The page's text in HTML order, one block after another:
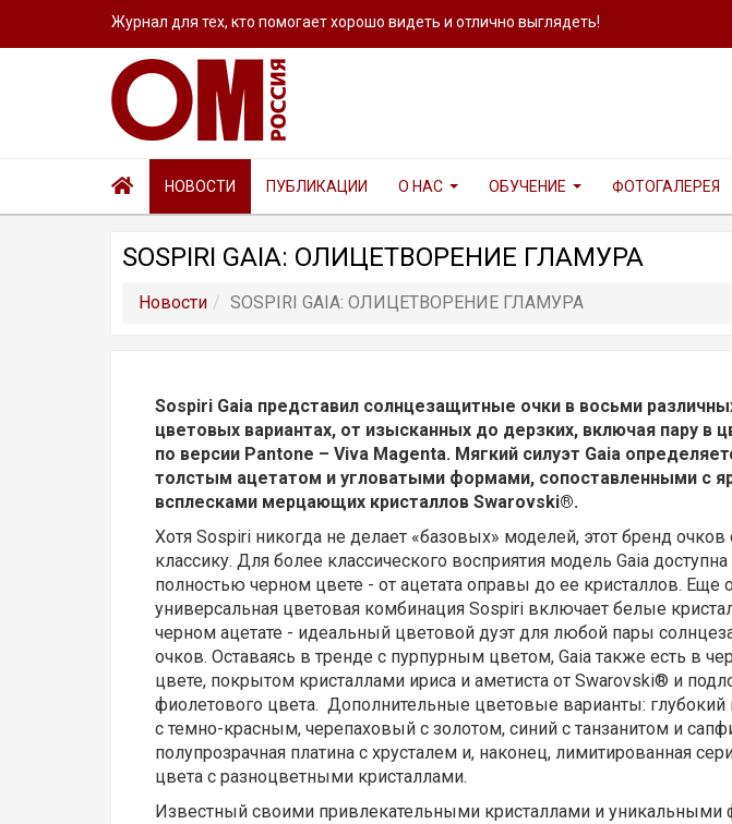
Журнал для тех, кто помогает хорошо видеть и отлично выглядеть!
НОВОСТИ ПУБЛИКАЦИИ О НАС ОБУЧЕНИЕ ФОТОГАЛЕРЕЯ
SOSPIRI GAIA: ОЛИЦЕТВОРЕНИЕ ГЛАМУРА
Новости SOSPIRI GAIA: ОЛИЦЕТВОРЕНИЕ ГЛАМУРА
Sospiri Gaia представил солнцезащитные очки в восьми
цветовых вариантах, от изысканных до дерзких, включая пару в
по версии Pantone – Viva Magenta. Мягкий силуэт Gaia
толстым ацетатом и угловатыми формами, сопоставленными с
всплесками мерцающих кристаллов Swarovski®.
Хотя Sospiri никогда не делает «базовых» моделей, этот бренд очков
классику. Для более классического восприятия модель Gaia доступна
полностью черном цвете - от ацетата оправы до ее кристаллов. Еще
универсальная цветовая комбинация Sospiri включает белые
черном ацетате - идеальный цветовой дуэт для любой пары
очков. Оставаясь в тренде с пурпурным цветом, Gaia также есть в
цвете, покрытом кристаллами ириса и аметиста от Swarovski® и
фиолетового цвета. Дополнительные цветовые варианты: глубокий
с темно-красным, черепаховый с золотом, синий с танзанитом и
полупрозрачная платина с хрусталем и, наконец, лимитированная
цвета с разноцветными кристаллами.
Известный своими привлекательными кристаллами и уникальными